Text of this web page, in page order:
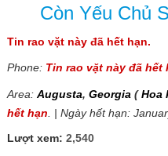
Còn Yếu Chủ
Tin rao vặt này đã hết hạn.
Phone: Tin rao vặt này đã hết
Area: Augusta, Georgia (Hoa
hết hạn . | Ngày hết hạn:
Lượt xem: 2,540